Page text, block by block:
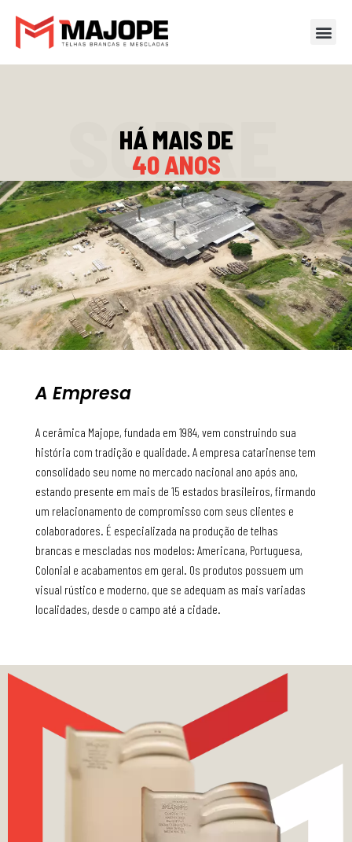
HÁ MAIS DE
40 ANOS
SOBRE
A Empresa
A cerâmica Majope, fundada em 1984, vem construindo sua
história com tradição e qualidade. A empresa catarinense tem
consolidado seu nome no mercado nacional ano após ano,
estando presente em mais de 15 estados brasileiros, firmando
um relacionamento de compromisso com seus clientes e
colaboradores. É especializada na produção de telhas
brancas e mescladas nos modelos: Americana, Portuguesa,
Colonial e acabamentos em geral. Os produtos possuem um
visual rústico e moderno, que se adequam as mais variadas
localidades, desde o campo até a cidade.